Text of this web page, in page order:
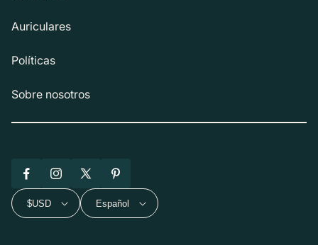
Auriculares
Políticas
Sobre nosotros
FacebookInstagram
X
(Twitter)
Pinterest
$USD Español